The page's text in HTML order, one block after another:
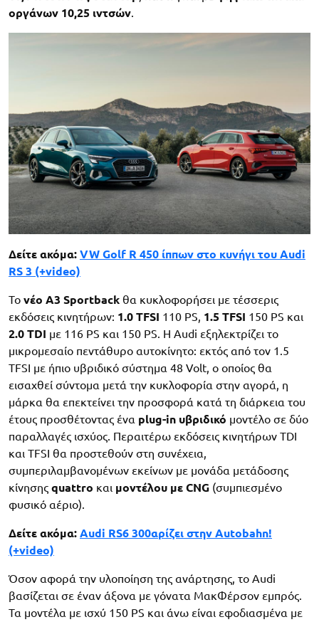
οργάνων 10,25 ιντσών.
Δείτε ακόμα: VW Golf R 450 ίππων στο κυνήγι του Audi
RS 3 (+video)
Το νέο A3 Sportback θα κυκλοφορήσει με τέσσερις
εκδόσεις κινητήρων: 1.0 TFSI 110 PS, 1.5 TFSI 150 PS και
2.0 TDI με 116 PS και 150 PS. Η Audi εξηλεκτρίζει το
μικρομεσαίο πεντάθυρο αυτοκίνητο: εκτός από τον 1.5
TFSI με ήπιο υβριδικό σύστημα 48 Volt, ο οποίος θα
εισαχθεί σύντομα μετά την κυκλοφορία στην αγορά, η
μάρκα θα επεκτείνει την προσφορά κατά τη διάρκεια του
έτους προσθέτοντας ένα plug-in υβριδικό μοντέλο σε δύο
παραλλαγές ισχύος. Περαιτέρω εκδόσεις κινητήρων TDI
και TFSI θα προστεθούν στη συνέχεια,
συμπεριλαμβανομένων εκείνων με μονάδα μετάδοσης
κίνησης quattro και μοντέλου με CNG (συμπιεσμένο
φυσικό αέριο).
Δείτε ακόμα: Audi RS6 300αρίζει στην Autobahn!
(+video)
Όσον αφορά την υλοποίηση της ανάρτησης, το Audi
βασίζεται σε έναν άξονα με γόνατα ΜακΦέρσον εμπρός.
Τα μοντέλα με ισχύ 150 PS και άνω είναι εφοδιασμένα με